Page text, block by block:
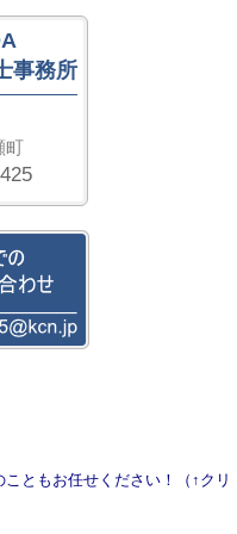
事務所
町
こともお任せください！（↑クリ